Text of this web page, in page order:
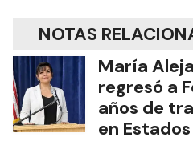
NOTAS
María
regresó a
años de
en